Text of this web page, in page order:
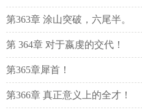
第363章 涂山突破，六尾半。
第 364章 对于嬴虔的交代！
第365章犀首！
第366章 真正意义上的全才！